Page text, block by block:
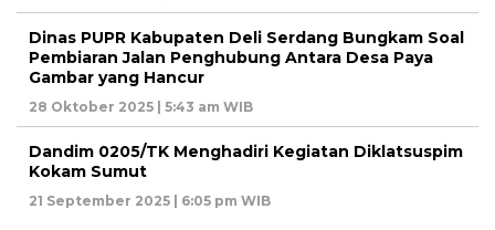
Dinas PUPR Kabupaten Deli Serdang Bungkam Soal
Pembiaran Jalan Penghubung Antara Desa Paya
Gambar yang Hancur
28 Oktober 2025 | 5:43 am WIB
Dandim 0205/TK Menghadiri Kegiatan Diklatsuspim
Kokam Sumut
21 September 2025 | 6:05 pm WIB